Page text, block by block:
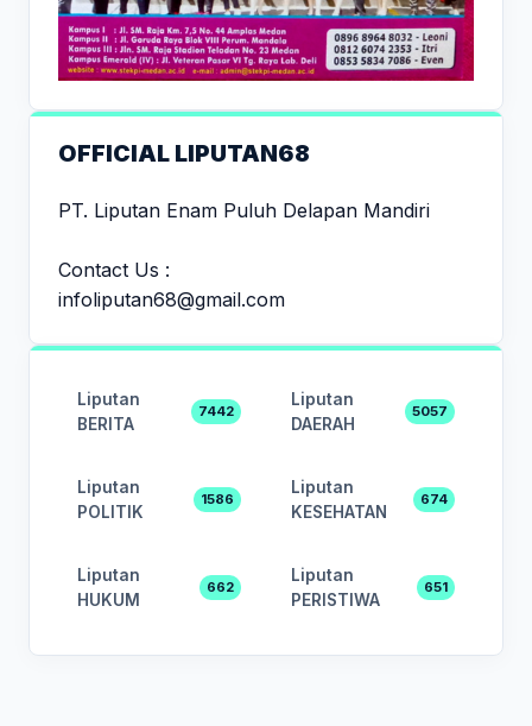
OFFICIAL LIPUTAN68
PT. Liputan Enam Puluh Delapan Mandiri
Contact Us :
infoliputan68@gmail.com
Liputan
BERITA
7442
Liputan
DAERAH
5057
Liputan
POLITIK
1586
Liputan
KESEHATAN
674
Liputan
HUKUM
662
Liputan
PERISTIWA
651